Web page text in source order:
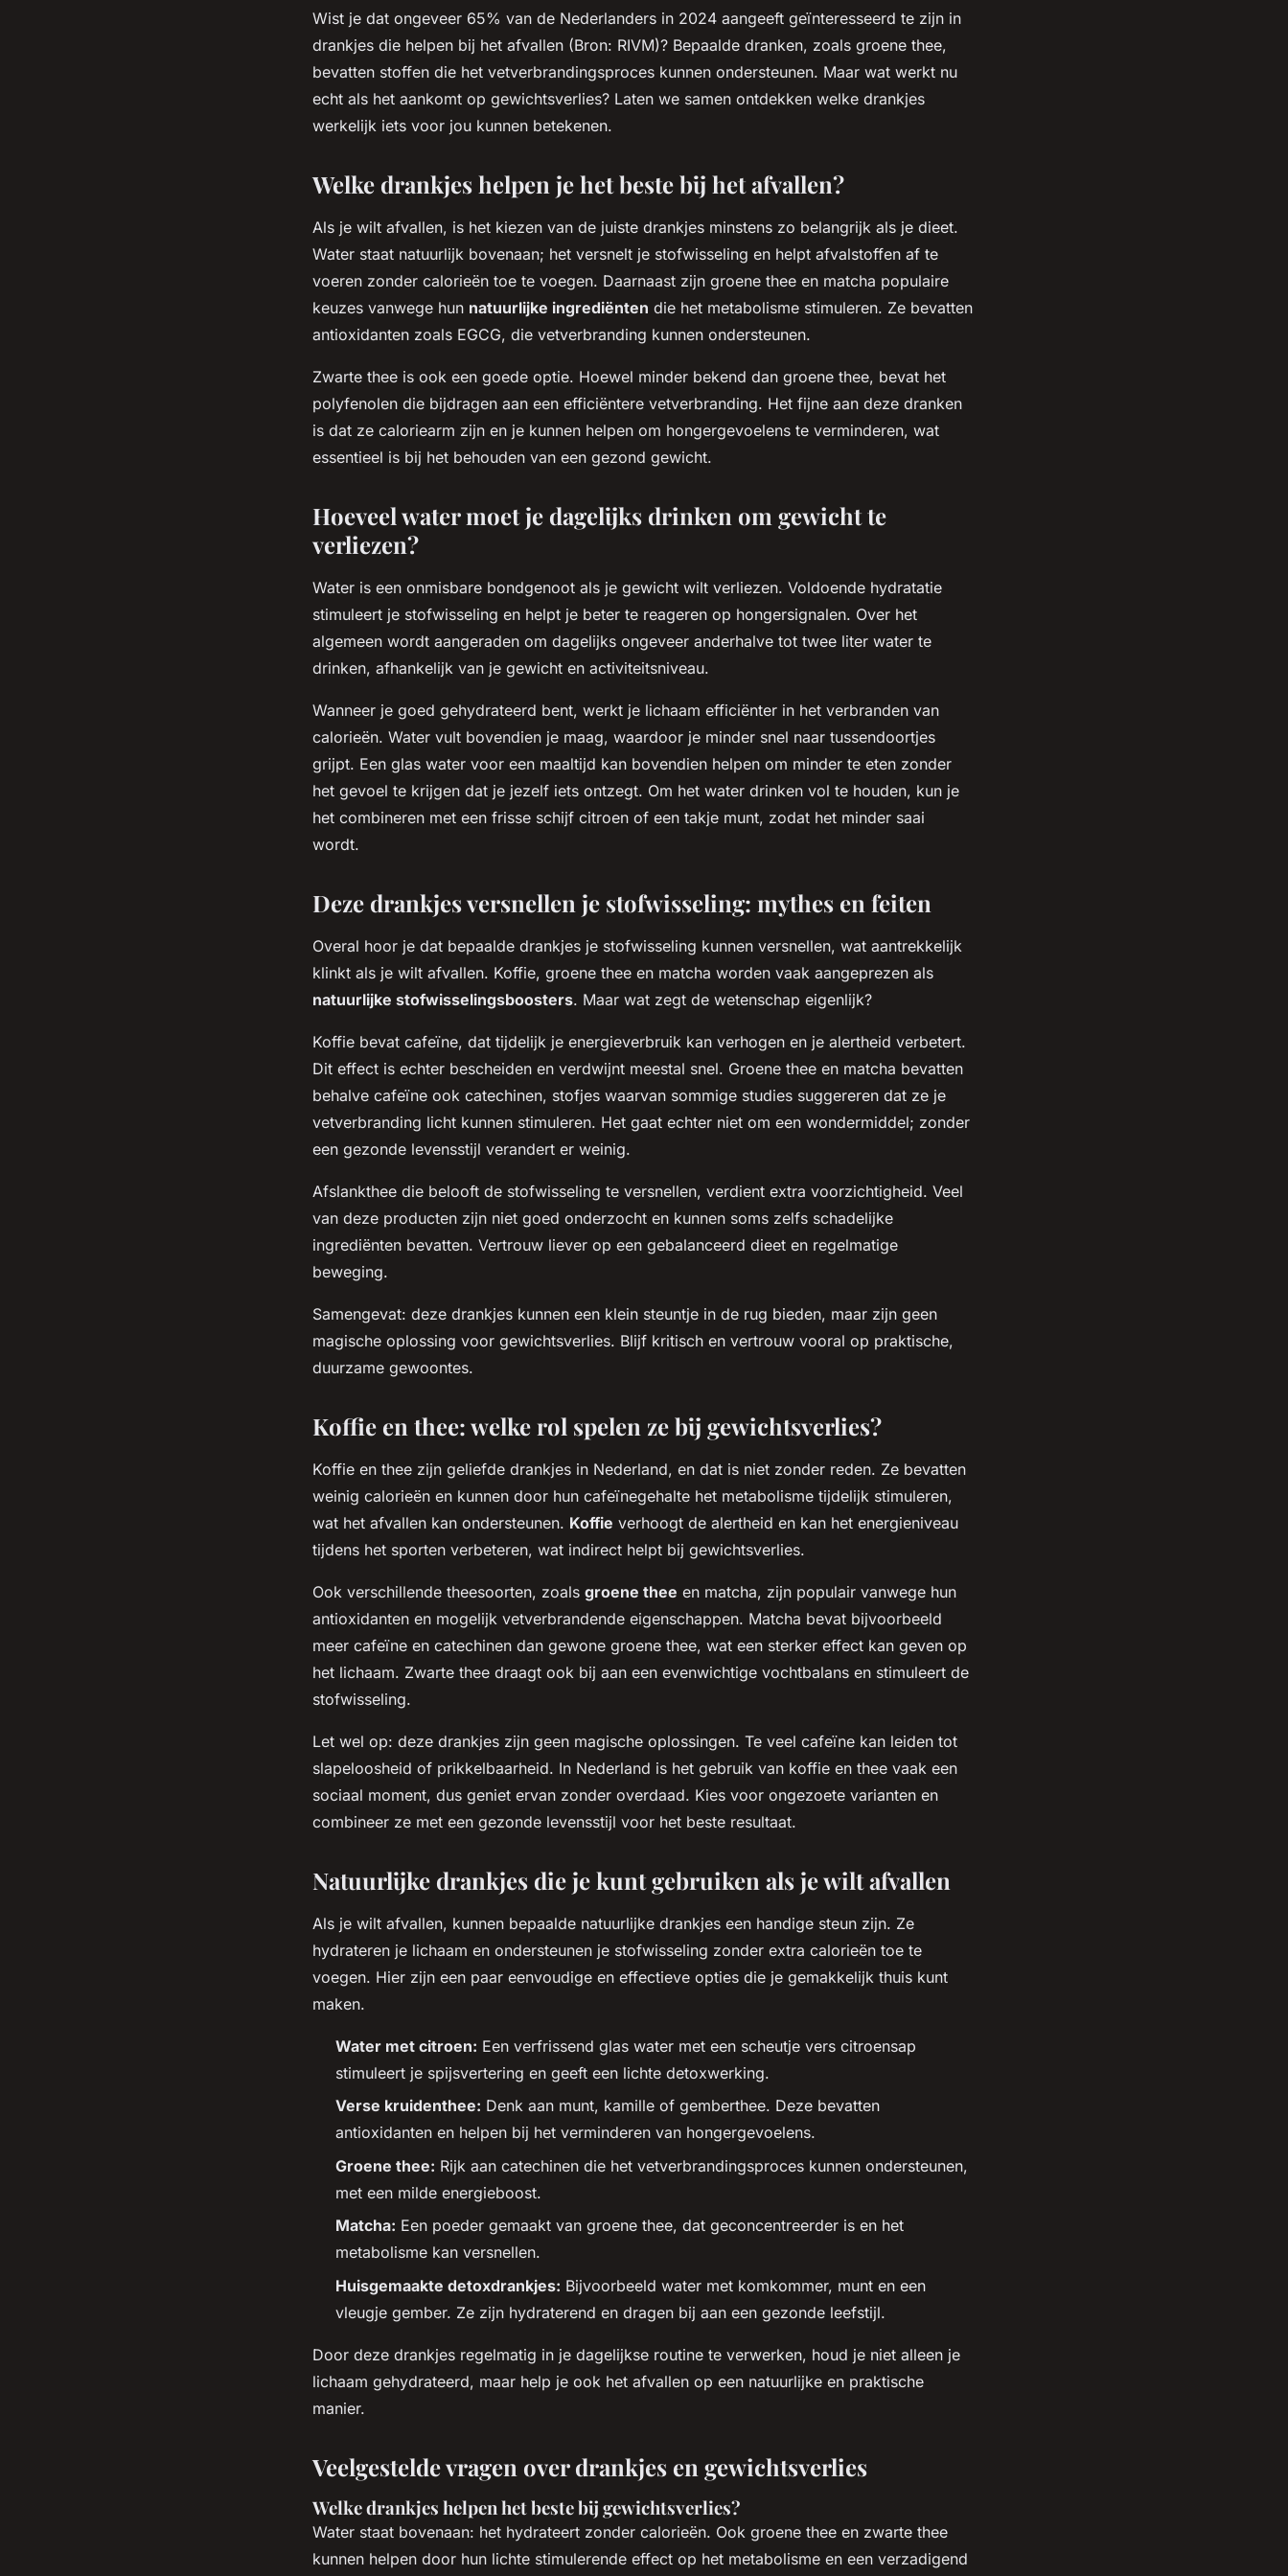
Wist je dat ongeveer 65% van de Nederlanders in 2024 aangeeft geïnteresseerd te zijn in
drankjes die helpen bij het afvallen (Bron: RIVM)? Bepaalde dranken, zoals groene thee,
bevatten stoffen die het vetverbrandingsproces kunnen ondersteunen. Maar wat werkt nu
echt als het aankomt op gewichtsverlies? Laten we samen ontdekken welke drankjes
werkelijk iets voor jou kunnen betekenen.
Welke drankjes helpen je het beste bij het afvallen?
Als je wilt afvallen, is het kiezen van de juiste drankjes minstens zo belangrijk als je dieet.
Water staat natuurlijk bovenaan; het versnelt je stofwisseling en helpt afvalstoffen af te
voeren zonder calorieën toe te voegen. Daarnaast zijn groene thee en matcha populaire
keuzes vanwege hun natuurlijke ingrediënten die het metabolisme stimuleren. Ze bevatten
antioxidanten zoals EGCG, die vetverbranding kunnen ondersteunen.
Zwarte thee is ook een goede optie. Hoewel minder bekend dan groene thee, bevat het
polyfenolen die bijdragen aan een efficiëntere vetverbranding. Het fijne aan deze dranken
is dat ze caloriearm zijn en je kunnen helpen om hongergevoelens te verminderen, wat
essentieel is bij het behouden van een gezond gewicht.
Hoeveel water moet je dagelijks drinken om gewicht te
verliezen?
Water is een onmisbare bondgenoot als je gewicht wilt verliezen. Voldoende hydratatie
stimuleert je stofwisseling en helpt je beter te reageren op hongersignalen. Over het
algemeen wordt aangeraden om dagelijks ongeveer anderhalve tot twee liter water te
drinken, afhankelijk van je gewicht en activiteitsniveau.
Wanneer je goed gehydrateerd bent, werkt je lichaam efficiënter in het verbranden van
calorieën. Water vult bovendien je maag, waardoor je minder snel naar tussendoortjes
grijpt. Een glas water voor een maaltijd kan bovendien helpen om minder te eten zonder
het gevoel te krijgen dat je jezelf iets ontzegt. Om het water drinken vol te houden, kun je
het combineren met een frisse schijf citroen of een takje munt, zodat het minder saai
wordt.
Deze drankjes versnellen je stofwisseling: mythes en feiten
Overal hoor je dat bepaalde drankjes je stofwisseling kunnen versnellen, wat aantrekkelijk
klinkt als je wilt afvallen. Koffie, groene thee en matcha worden vaak aangeprezen als
natuurlijke stofwisselingsboosters. Maar wat zegt de wetenschap eigenlijk?
Koffie bevat cafeïne, dat tijdelijk je energieverbruik kan verhogen en je alertheid verbetert.
Dit effect is echter bescheiden en verdwijnt meestal snel. Groene thee en matcha bevatten
behalve cafeïne ook catechinen, stofjes waarvan sommige studies suggereren dat ze je
vetverbranding licht kunnen stimuleren. Het gaat echter niet om een wondermiddel; zonder
een gezonde levensstijl verandert er weinig.
Afslankthee die belooft de stofwisseling te versnellen, verdient extra voorzichtigheid. Veel
van deze producten zijn niet goed onderzocht en kunnen soms zelfs schadelijke
ingrediënten bevatten. Vertrouw liever op een gebalanceerd dieet en regelmatige
beweging.
Samengevat: deze drankjes kunnen een klein steuntje in de rug bieden, maar zijn geen
magische oplossing voor gewichtsverlies. Blijf kritisch en vertrouw vooral op praktische,
duurzame gewoontes.
Koffie en thee: welke rol spelen ze bij gewichtsverlies?
Koffie en thee zijn geliefde drankjes in Nederland, en dat is niet zonder reden. Ze bevatten
weinig calorieën en kunnen door hun cafeïnegehalte het metabolisme tijdelijk stimuleren,
wat het afvallen kan ondersteunen. Koffie verhoogt de alertheid en kan het energieniveau
tijdens het sporten verbeteren, wat indirect helpt bij gewichtsverlies.
Ook verschillende theesoorten, zoals groene thee en matcha, zijn populair vanwege hun
antioxidanten en mogelijk vetverbrandende eigenschappen. Matcha bevat bijvoorbeeld
meer cafeïne en catechinen dan gewone groene thee, wat een sterker effect kan geven op
het lichaam. Zwarte thee draagt ook bij aan een evenwichtige vochtbalans en stimuleert de
stofwisseling.
Let wel op: deze drankjes zijn geen magische oplossingen. Te veel cafeïne kan leiden tot
slapeloosheid of prikkelbaarheid. In Nederland is het gebruik van koffie en thee vaak een
sociaal moment, dus geniet ervan zonder overdaad. Kies voor ongezoete varianten en
combineer ze met een gezonde levensstijl voor het beste resultaat.
Natuurlijke drankjes die je kunt gebruiken als je wilt afvallen
Als je wilt afvallen, kunnen bepaalde natuurlijke drankjes een handige steun zijn. Ze
hydrateren je lichaam en ondersteunen je stofwisseling zonder extra calorieën toe te
voegen. Hier zijn een paar eenvoudige en effectieve opties die je gemakkelijk thuis kunt
maken.
Water met citroen: Een verfrissend glas water met een scheutje vers citroensap
stimuleert je spijsvertering en geeft een lichte detoxwerking.
Verse kruidenthee: Denk aan munt, kamille of gemberthee. Deze bevatten
antioxidanten en helpen bij het verminderen van hongergevoelens.
Groene thee: Rijk aan catechinen die het vetverbrandingsproces kunnen ondersteunen,
met een milde energieboost.
Matcha: Een poeder gemaakt van groene thee, dat geconcentreerder is en het
metabolisme kan versnellen.
Huisgemaakte detoxdrankjes: Bijvoorbeeld water met komkommer, munt en een
vleugje gember. Ze zijn hydraterend en dragen bij aan een gezonde leefstijl.
Door deze drankjes regelmatig in je dagelijkse routine te verwerken, houd je niet alleen je
lichaam gehydrateerd, maar help je ook het afvallen op een natuurlijke en praktische
manier.
Veelgestelde vragen over drankjes en gewichtsverlies
Welke drankjes helpen het beste bij gewichtsverlies?
Water staat bovenaan: het hydrateert zonder calorieën. Ook groene thee en zwarte thee
kunnen helpen door hun lichte stimulerende effect op het metabolisme en een verzadigend